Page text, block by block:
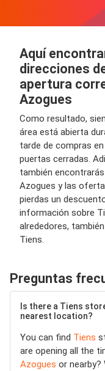
Aquí
direcciones
apertura
Azogues
Como resultado,
área está abierta
tarde de compras
puertas cerradas.
también
Azogues y las
pierdas un
información sobre
alrededores,
Tiens.
Preguntas
Is there a Tiens
nearest location?
You can find Tiens
are opening all the
Azogues or nearby?